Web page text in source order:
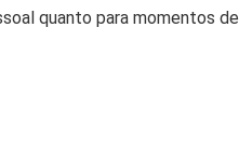
quanto para momentos de